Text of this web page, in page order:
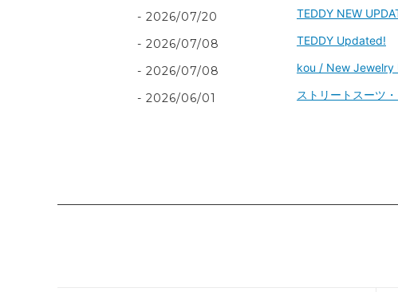
2026/07/20 TEDDY NEW
2026/07/08 TEDDY Updated!
2026/07/08 kou / New Jewelry
2026/06/01 ストリートスーツ